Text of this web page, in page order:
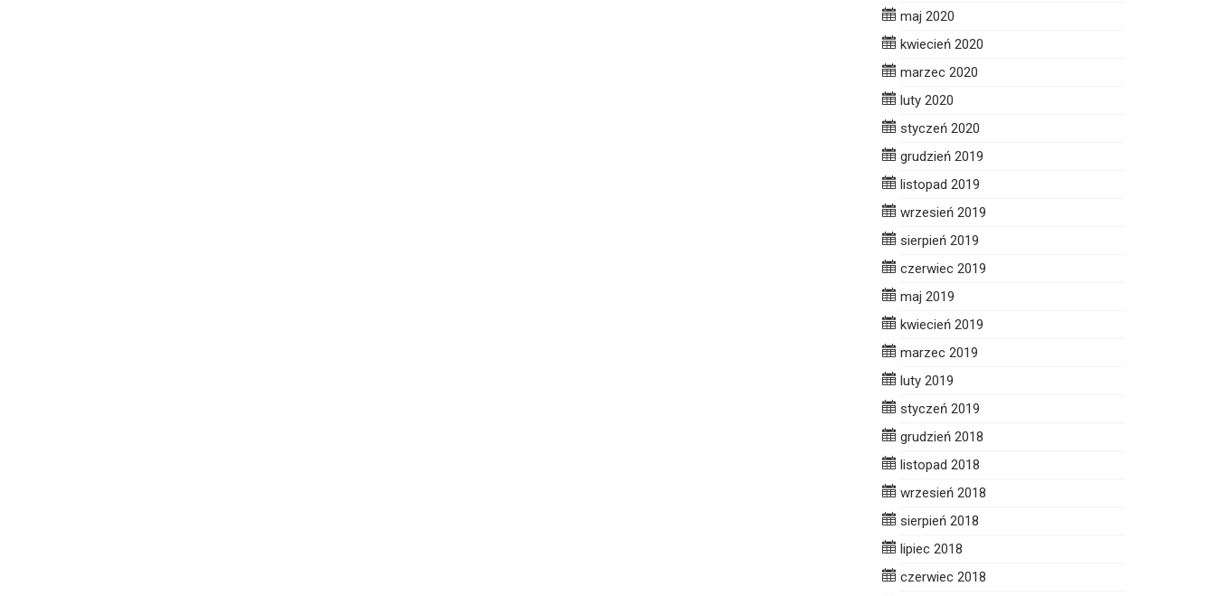
maj 2020
kwiecień 2020
marzec 2020
luty 2020
styczeń 2020
grudzień 2019
listopad 2019
wrzesień 2019
sierpień 2019
czerwiec 2019
maj 2019
kwiecień 2019
marzec 2019
luty 2019
styczeń 2019
grudzień 2018
listopad 2018
wrzesień 2018
sierpień 2018
lipiec 2018
czerwiec 2018